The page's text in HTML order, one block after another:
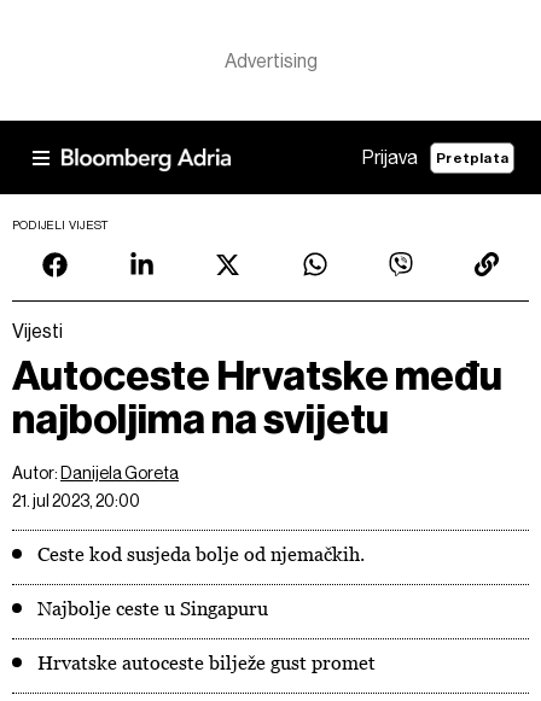
Prijava Pretplata
PODIJELI VIJEST
Vijesti
Autoceste Hrvatske među
najboljima na svijetu
Autor: Danijela Goreta
21. jul 2023, 20:00
Ceste kod susjeda bolje od njemačkih.
Najbolje ceste u Singapuru
Hrvatske autoceste bilježe gust promet